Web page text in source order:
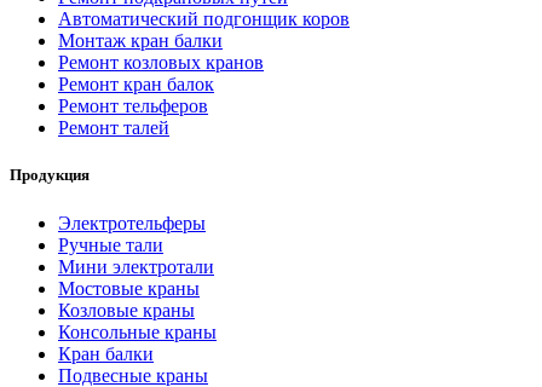
Автоматический подгонщик коров
Монтаж кран балки
Ремонт козловых кранов
Ремонт кран балок
Ремонт тельферов
Ремонт талей
Продукция
Электротельферы
Ручные тали
Мини электротали
Мостовые краны
Козловые краны
Консольные краны
Кран балки
Подвесные краны